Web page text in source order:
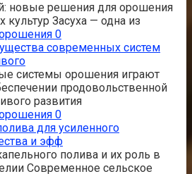
новые решения для орошения
культур Засуха — одна из
0
современных систем
системы орошения играют
продовольственной
развития
0
для усиленного
и эфф
полива и их роль в
Современное сельское